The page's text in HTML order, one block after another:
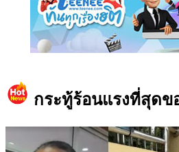
กระทู้ร้อนแรงที่สุดข